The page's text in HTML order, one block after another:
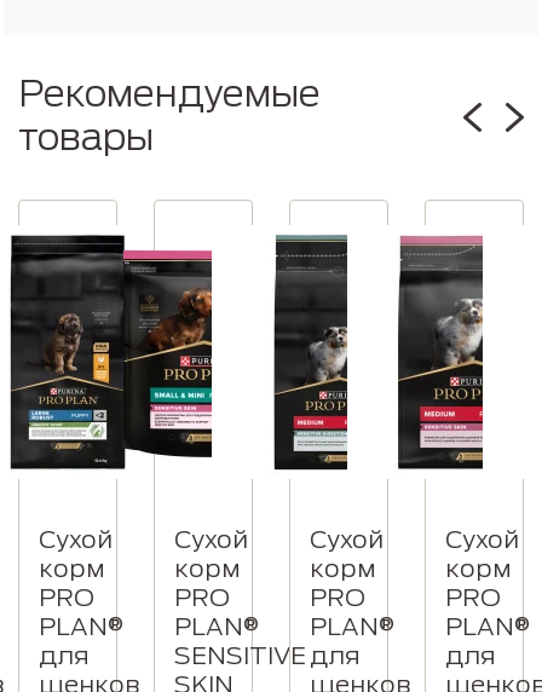
Рекомендуемые
товары
Сухой
корм
PRO
PLAN®
для
щенков
Сухой
корм
PRO
PLAN®
SENSITIVE
SKIN
Сухой
корм
PRO
PLAN®
для
щенков
Сухой
корм
PRO
PLAN®
для